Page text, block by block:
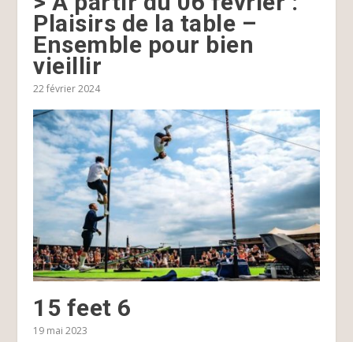
Plaisirs de la table –
Ensemble pour bien
vieillir
22 février 2024
15 feet 6
19 mai 2023